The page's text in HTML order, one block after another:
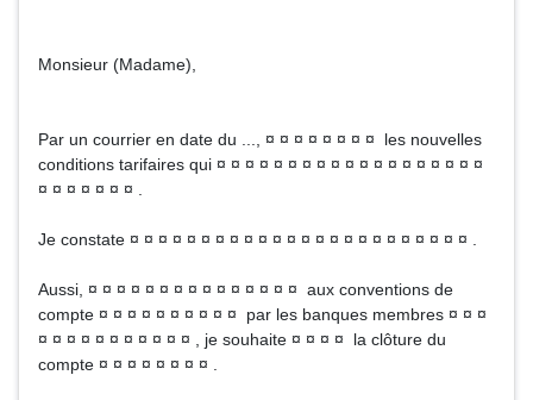
Monsieur (Madame),
Par un courrier en date du ..., ¤ ¤ ¤ ¤ ¤ ¤ ¤ ¤ les nouvelles
conditions tarifaires qui ¤ ¤ ¤ ¤ ¤ ¤ ¤ ¤ ¤ ¤ ¤ ¤ ¤ ¤ ¤ ¤ ¤ ¤ ¤
¤ ¤ ¤ ¤ ¤ ¤ ¤ .
Je constate ¤ ¤ ¤ ¤ ¤ ¤ ¤ ¤ ¤ ¤ ¤ ¤ ¤ ¤ ¤ ¤ ¤ ¤ ¤ ¤ ¤ ¤ ¤ ¤ .
Aussi, ¤ ¤ ¤ ¤ ¤ ¤ ¤ ¤ ¤ ¤ ¤ ¤ ¤ ¤ ¤ aux conventions de
compte ¤ ¤ ¤ ¤ ¤ ¤ ¤ ¤ ¤ ¤ par les banques membres ¤ ¤ ¤
¤ ¤ ¤ ¤ ¤ ¤ ¤ ¤ ¤ ¤ ¤ , je souhaite ¤ ¤ ¤ ¤ la clôture du
compte ¤ ¤ ¤ ¤ ¤ ¤ ¤ ¤ .